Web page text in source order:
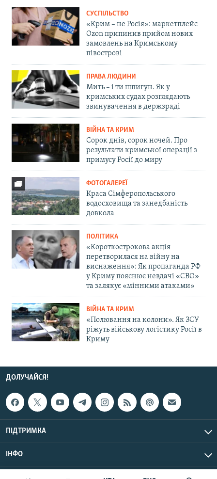
СУСПІЛЬСТВО
«Крим – не Росія»: маркетплейс
Ozon припинив прийом нових
замовлень на Кримському
півострові
ПРАВА ЛЮДИНИ
Мить – і ти шпигун. Як у
кримських судах розглядають
звинувачення в держзраді
ВІЙНА ТА КРИМ
Сорок днів, сорок ночей. Про
результати кримської операції з
примусу Росії до миру
ФОТОГАЛЕРЕЇ
Краса Сімферопольського
водосховища та занедбаність
довкола
ПОЛІТИКА
«Короткострокова акція
перетворилася на війну на
виснаження»: Як пропаганда РФ
у Криму пояснює невдачі «СВО»
та залякує «мінними атаками»
ВІЙНА ТА КРИМ
«Полювання на колони». Як ЗСУ
ріжуть військову логістику Росії в
Криму
ДОЛУЧАЙСЯ!
ПІДТРИМКА
ІНФО